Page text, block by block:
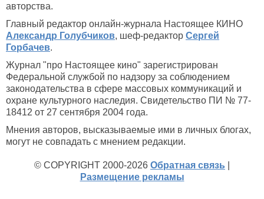
авторства.
Главный редактор онлайн-журнала Настоящее КИНО
Александр Голубчиков, шеф-редактор Сергей
Горбачев.
Журнал "про Настоящее кино" зарегистрирован
Федеральной службой по надзору за соблюдением
законодательства в сфере массовых коммуникаций и
охране культурного наследия. Свидетельство ПИ № 77-
18412 от 27 сентября 2004 года.
Мнения авторов, высказываемые ими в личных блогах,
могут не совпадать с мнением редакции.
© COPYRIGHT 2000-2026 Обратная связь
Размещение рекламы